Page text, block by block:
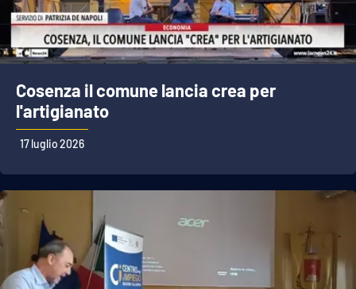
Cosenza il comune lancia crea per
l'artigianato
17 luglio 2026